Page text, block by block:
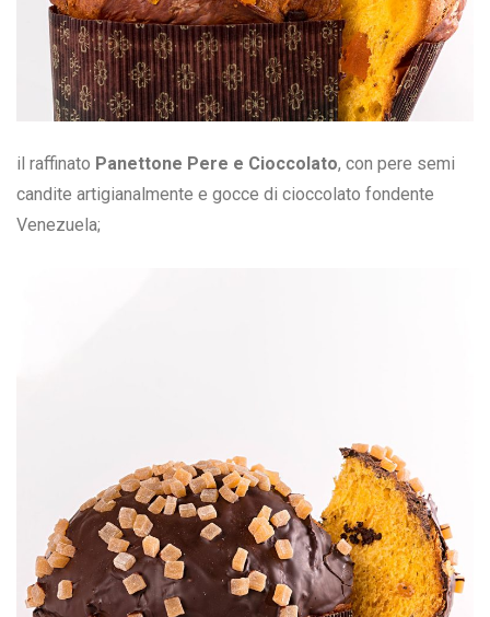
il raffinato Panettone Pere e Cioccolato, con pere semi
candite artigianalmente e gocce di cioccolato fondente
Venezuela;